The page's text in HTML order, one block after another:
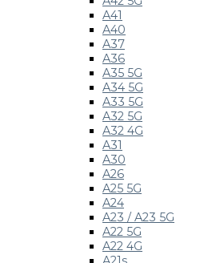
A41
A40
A37
A36
A35 5G
A34 5G
A33 5G
A32 5G
A32 4G
A31
A30
A26
A25 5G
A24
A23 / A23 5G
A22 5G
A22 4G